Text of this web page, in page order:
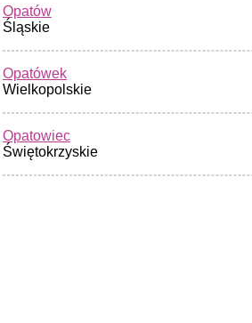
Opatów
Śląskie
Opatówek
Wielkopolskie
Opatowiec
Świętokrzyskie